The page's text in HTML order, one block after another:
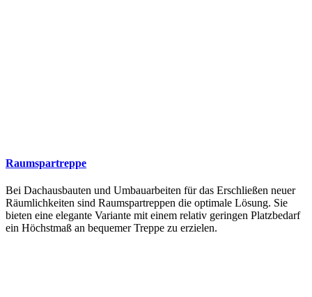
Raumspartreppe
Bei Dachausbauten und Umbauarbeiten für das Erschließen neuer
Räumlichkeiten sind Raumspartreppen die optimale Lösung. Sie
bieten eine elegante Variante mit einem relativ geringen Platzbedarf
ein Höchstmaß an bequemer Treppe zu erzielen.